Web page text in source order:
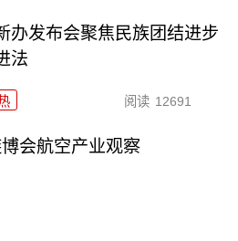
办发布会聚焦民族团结进步
法
阅读 12691
会航空产业观察